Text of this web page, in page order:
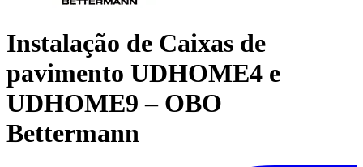
Instalação de Caixas de
pavimento UDHOME4 e
UDHOME9 – OBO
Bettermann